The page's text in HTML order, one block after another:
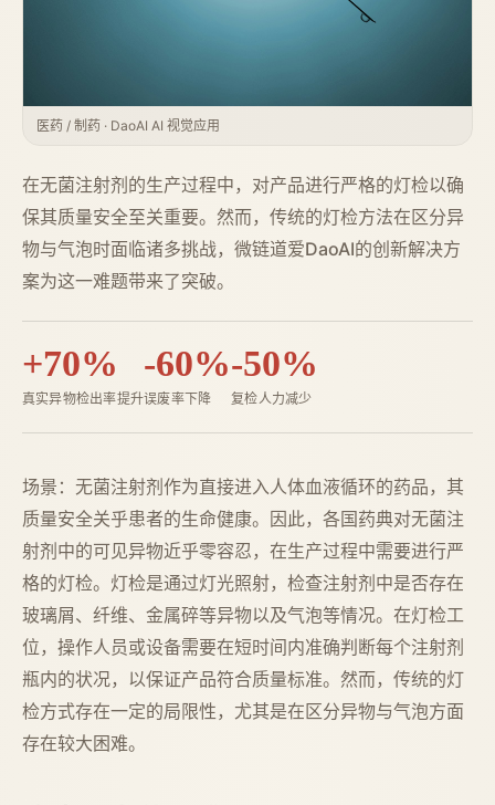
医药 / 制药 · DaoAI AI 视觉应用
在无菌注射剂的生产过程中，对产品进行严格的灯检以确
保其质量安全至关重要。然而，传统的灯检方法在区分异
物与气泡时面临诸多挑战，微链道爱DaoAI的创新解决方
案为这一难题带来了突破。
+70%
真实异物检出率提升
-60%
误废率下降
-50%
复检人力减少
场景：无菌注射剂作为直接进入人体血液循环的药品，其
质量安全关乎患者的生命健康。因此，各国药典对无菌注
射剂中的可见异物近乎零容忍，在生产过程中需要进行严
格的灯检。灯检是通过灯光照射，检查注射剂中是否存在
玻璃屑、纤维、金属碎等异物以及气泡等情况。在灯检工
位，操作人员或设备需要在短时间内准确判断每个注射剂
瓶内的状况，以保证产品符合质量标准。然而，传统的灯
检方式存在一定的局限性，尤其是在区分异物与气泡方面
存在较大困难。